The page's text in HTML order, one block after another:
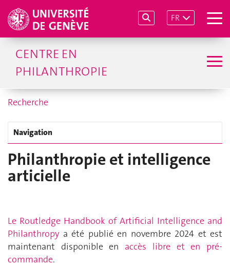
FR
CENTRE EN
PHILANTHROPIE
Recherche
Navigation
Philanthropie et intelligence
articielle
Le Routledge Handbook of Artificial Intelligence and
Philanthropy a été publié en novembre 2024 et est
maintenant disponible en accès libre et en pré-
commande.